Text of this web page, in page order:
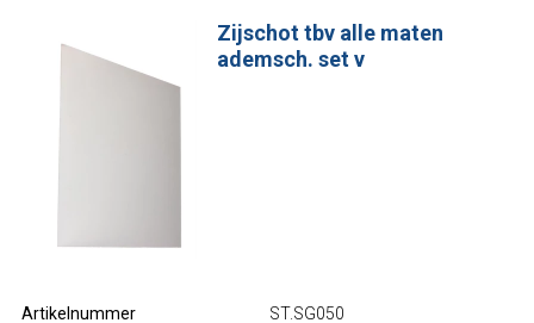
Zijschot tbv alle maten
ademsch. set v
Artikelnummer
ST.SG050